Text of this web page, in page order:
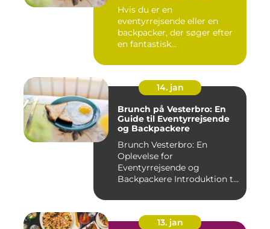
Hvis du er en
eventyrrejsende eller en
backpacker, der søger efter
en fantastisk
14. jan
Brunch på Vesterbro: En
Guide til Eventyrrejsende
og Backpackere
Brunch Vesterbro: En
Oplevelse for
Eventyrrejsende og
Backpackere Introduktion til
13. jan